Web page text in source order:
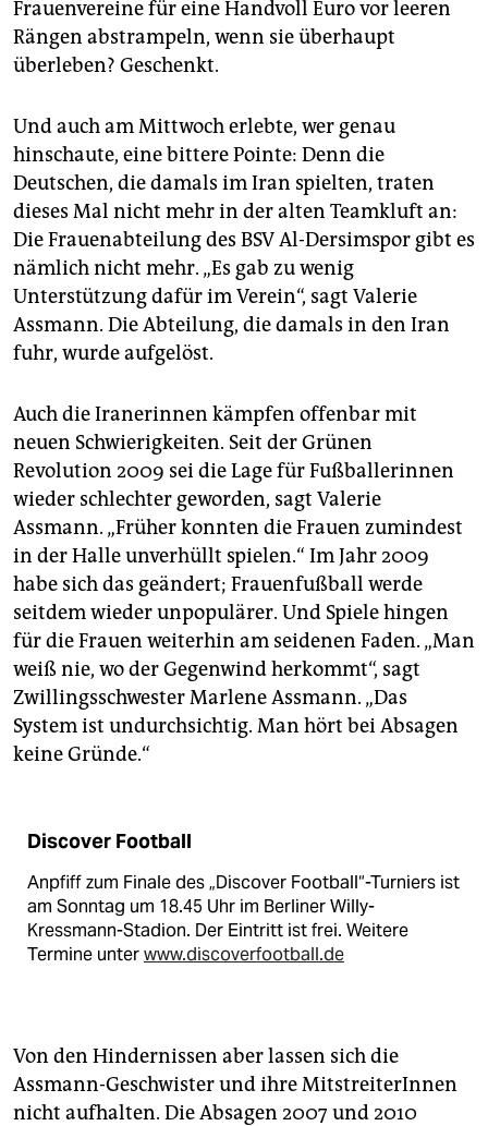
Frauenvereine für eine Handvoll Euro vor leeren
Rängen abstrampeln, wenn sie überhaupt
überleben? Geschenkt.
Und auch am Mittwoch erlebte, wer genau
hinschaute, eine bittere Pointe: Denn die
Deutschen, die damals im Iran spielten, traten
dieses Mal nicht mehr in der alten Teamkluft an:
Die Frauenabteilung des BSV Al-Dersimspor gibt es
nämlich nicht mehr. „Es gab zu wenig
Unterstützung dafür im Verein“, sagt Valerie
Assmann. Die Abteilung, die damals in den Iran
fuhr, wurde aufgelöst.
Auch die Iranerinnen kämpfen offenbar mit
neuen Schwierigkeiten. Seit der Grünen
Revolution 2009 sei die Lage für Fußballerinnen
wieder schlechter geworden, sagt Valerie
Assmann. „Früher konnten die Frauen zumindest
in der Halle unverhüllt spielen.“ Im Jahr 2009
habe sich das geändert; Frauenfußball werde
seitdem wieder unpopulärer. Und Spiele hingen
für die Frauen weiterhin am seidenen Faden. „Man
weiß nie, wo der Gegenwind herkommt“, sagt
Zwillingsschwester Marlene Assmann. „Das
System ist undurchsichtig. Man hört bei Absagen
keine Gründe.“
Discover Football
Anpfiff zum Finale des „Discover Football“-Turniers ist
am Sonntag um 18.45 Uhr im Berliner Willy-
Kressmann-Stadion. Der Eintritt ist frei. Weitere
Termine unterwww.discoverfootball.de
Von den Hindernissen aber lassen sich die
Assmann-Geschwister und ihre MitstreiterInnen
nicht aufhalten. Die Absagen 2007 und 2010